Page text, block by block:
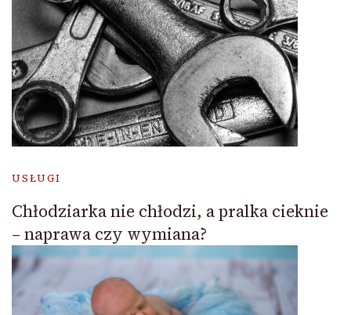
USŁUGI
Chłodziarka nie chłodzi, a pralka cieknie
– naprawa czy wymiana?